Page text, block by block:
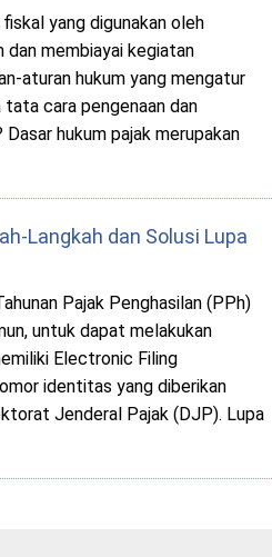
yang digunakan oleh
membiayai kegiatan
aturan hukum yang mengatur
cara pengenaan dan
hukum pajak merupakan
Langkah dan Solusi Lupa
Pajak Penghasilan (PPh)
untuk dapat melakukan
Electronic Filing
identitas yang diberikan
Jenderal Pajak (DJP). Lupa